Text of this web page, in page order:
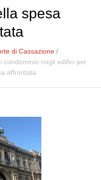
spesa
di Cassazione /
condominio negli edifici per
affrontata